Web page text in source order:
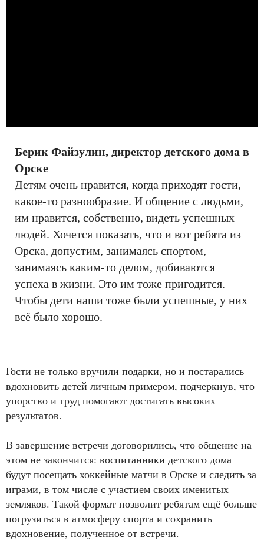
Берик Файзулин, директор детского дома в
Орске
Детям очень нравится, когда приходят гости,
какое-то разнообразие. И общение с людьми,
им нравится, собственно, видеть успешных
людей. Хочется показать, что и вот ребята из
Орска, допустим, занимаясь спортом,
занимаясь каким-то делом, добиваются
успеха в жизни. Это им тоже пригодится.
Чтобы дети наши тоже были успешные, у них
всё было хорошо.
Гости не только вручили подарки, но и постарались
вдохновить детей личным примером, подчеркнув, что
упорство и труд помогают достигать высоких
результатов.
В завершение встречи договорились, что общение на
этом не закончится: воспитанники детского дома
будут посещать хоккейные матчи в Орске и следить за
играми, в том числе с участием своих именитых
земляков. Такой формат позволит ребятам ещё больше
погрузиться в атмосферу спорта и сохранить
вдохновение, полученное от встречи.